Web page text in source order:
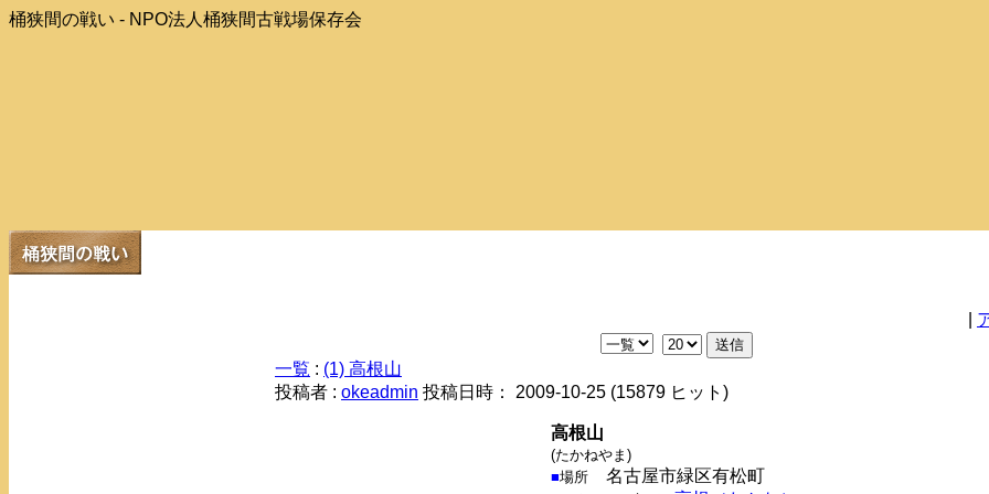
桶狭間の戦い - NPO法人桶狭間古戦場保存会
一覧 : (1) 高根山
投稿者 : okeadmin 投稿日時： 2009-10-25 (15879 ヒット )
高根山
(たかねやま)
■場所 名古屋市緑区有松町